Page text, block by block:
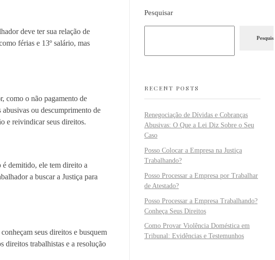
deve ter sua relação de
férias e 13º salário, mas
como o não pagamento de
ou descumprimento de
e reivindicar seus direitos.
é demitido, ele tem direito a
a buscar a Justiça para
seus direitos e busquem
direitos trabalhistas e a resolução
Pesquisar
RECENT POSTS
Renegociação de Dívidas e Cobranças
Abusivas: O Que a Lei Diz Sobre o Seu
Caso
Posso Colocar a Empresa na Justiça
Trabalhando?
Posso Processar a Empresa por Trabalhar
de Atestado?
Posso Processar a Empresa Trabalhando?
Conheça Seus Direitos
Como Provar Violência Doméstica em
Tribunal: Evidências e Testemunhos